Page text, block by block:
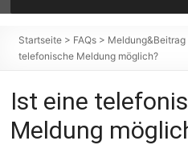
Tierseuchenkasse
Baden-
Württemberg
Startseite > FAQs > Meldung&Beitrag
telefonische Meldung möglich?
Ist eine
Meldung